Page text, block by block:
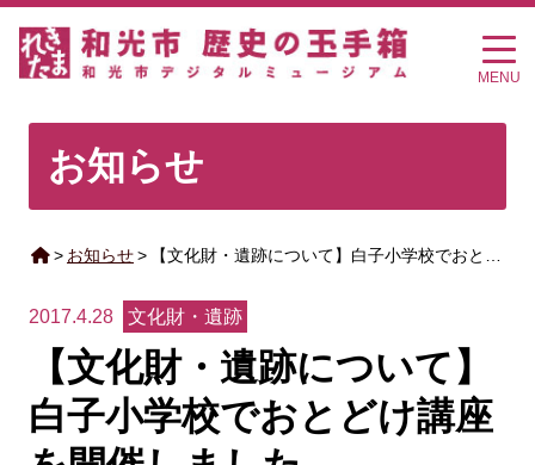
MENU
お知らせ
> お知らせ> 【文化財・遺跡について】白子小学校でおと…
2017.4.28 文化財・遺跡
【文化財・遺跡について】
白子小学校でおとどけ講座